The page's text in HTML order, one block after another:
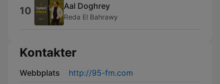
10 Aal Doghrey
Reda El Bahrawy
Kontakter
Webbplats
http://95-fm.com